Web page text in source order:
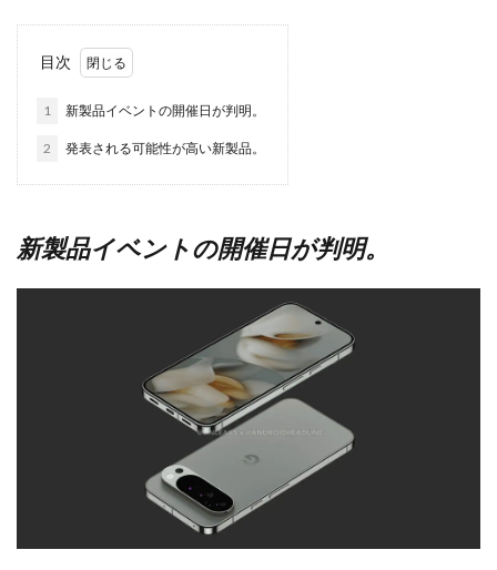
目次
1 新製品イベントの開催日が判明。
2 発表される可能性が高い新製品。
新製品イベントの開催日が判明。